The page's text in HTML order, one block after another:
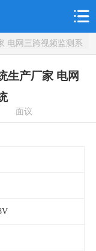
电网三跨视频监测系
生产厂家 电网
面议